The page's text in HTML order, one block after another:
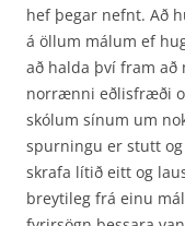
hef þegar nefnt. Að
á öllum málum ef
að halda því fram
norrænni eðlisfræði
skólum sínum um
spurningu er stutt
skrafa lítið eitt og
breytileg frá einu